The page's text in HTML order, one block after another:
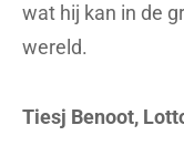
wat hij kan in de
wereld.
Tiesj Benoot,